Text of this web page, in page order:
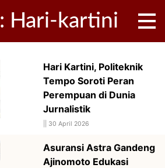
Hari-kartini
Hari Kartini, Politeknik
Tempo Soroti Peran
Perempuan di Dunia
Jurnalistik
30 April 2026
Asuransi Astra Gandeng
Ajinomoto Edukasi